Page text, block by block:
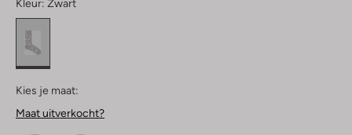
Kleur: Zwart
Kies je maat:
Maat uitverkocht?